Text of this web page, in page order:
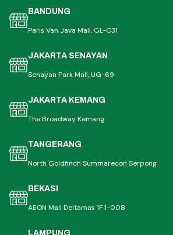
BANDUNG
Paris Van Java Mall, GL-C31
JAKARTA SENAYAN
Senayan Park Mall, UG-69
JAKARTA KEMANG
The Broadway Kemang
TANGERANG
North Goldfinch Summarecon Serpong
BEKASI
AEON Mall Deltamas 1F 1-008
LAMPUNG